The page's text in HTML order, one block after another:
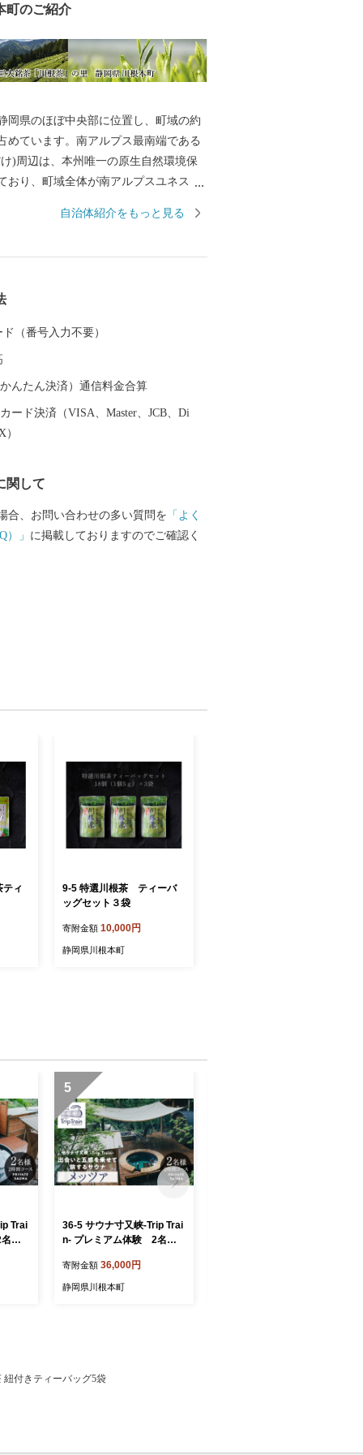
町のご紹介
岡県のほぼ中央部に位置し、町域の約
めています。南アルプス最南端である
)周辺は、本州唯一の原生自然環境保
おり、町域全体が南アルプスユネスコ
する大井川がゆったりと流れ、この地
式鉄道が運行し、悠然と流れる大井川
りを見せる渓谷の山間には、日本三大
自治体紹介をもっと見る
ド（番号入力不要）
かんたん決済）通信料金合算
ード決済（VISA、Master、JCB、Di
関して
合、お問い合わせの多い質問を 「よく
）」 に掲載しておりますのでご確認く
ィ
9-5 特選川根茶 ティーバ
ッグセット３袋
寄附金額 10,000円
静岡県川根本町
Trai
様
5
36-5 サウナ寸又峡-Trip Trai
n- プレミアム体験 2名様
ト・サウナ「メッツァ」
寄附金額 36,000円
静岡県川根本町
紐付きティーバッグ5袋